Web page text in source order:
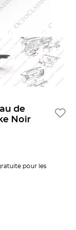
de
Noir
pour les